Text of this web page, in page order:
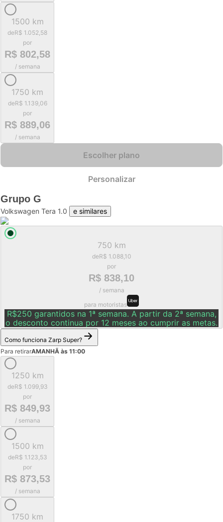
1500 km
deR$ 1.052,58
por
R$ 802,58
/ semana
1750 km
deR$ 1.139,06
por
R$ 889,06
/ semana
Escolher plano
Personalizar
Grupo G
Volkswagen Tera 1.0 e similares
750 km
deR$ 1.088,10
por
R$ 838,10
/ semana
para motoristas
R$250 garantidos na 1ª semana. A partir da 2ª semana,
o desconto continua por 12 meses ao cumprir as metas.
Como funciona Zarp Super?
Para retirarAMANHÃ às 11:00
1250 km
deR$ 1.099,93
por
R$ 849,93
/ semana
1500 km
deR$ 1.123,53
por
R$ 873,53
/ semana
1750 km